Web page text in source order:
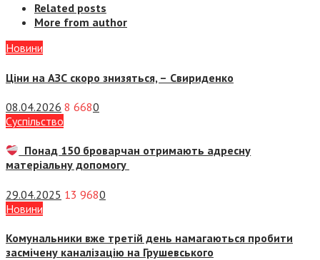
Related posts
More from author
Новини
Ціни на АЗС скоро знизяться, – Свириденко
08.04.2026 8 6680
Суспiльство
Понад 150 броварчан отримають адресну
матеріальну допомогу
29.04.2025 13 9680
Новини
Комунальники вже третій день намагаються пробити
засмічену каналізацію на Грушевського